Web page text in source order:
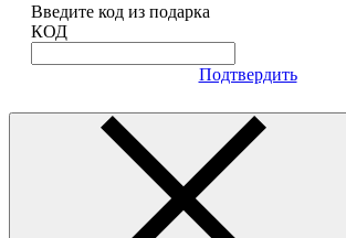
Введите код из подарка
КОД
Подтвердить